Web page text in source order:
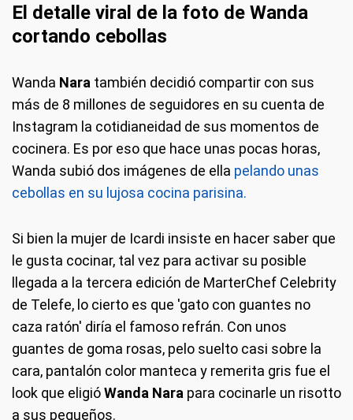
El detalle viral de la foto de Wanda
cortando cebollas
Wanda Nara también decidió compartir con sus
más de 8 millones de seguidores en su cuenta de
Instagram la cotidianeidad de sus momentos de
cocinera. Es por eso que hace unas pocas horas,
Wanda subió dos imágenes de ella pelando unas
cebollas en su lujosa cocina parisina.
Si bien la mujer de Icardi insiste en hacer saber que
le gusta cocinar, tal vez para activar su posible
llegada a la tercera edición de MarterChef Celebrity
de Telefe, lo cierto es que 'gato con guantes no
caza ratón' diría el famoso refrán. Con unos
guantes de goma rosas, pelo suelto casi sobre la
cara, pantalón color manteca y remerita gris fue el
look que eligióWanda Nara para cocinarle un risotto
a sus pequeños.